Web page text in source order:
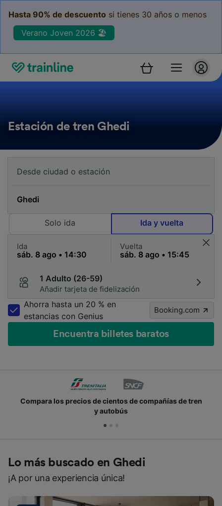
Hasta 90% de descuento si tienes 30 años o menos
Verano Joven 2026 🏖️
Estación de tren Ghedi
Solo ida Ida y vuelta
Ida Vuelta
1 Adulto (26-59)
Añadir tarjeta de fidelización
Ahorra hasta un 20 % en
estancias con Genius
Booking.com
Encuentra billetes baratos
Compara los precios de cientos de compañías de tren
y autobús
Lo más buscado en Ghedi
¡A por una experiencia única!